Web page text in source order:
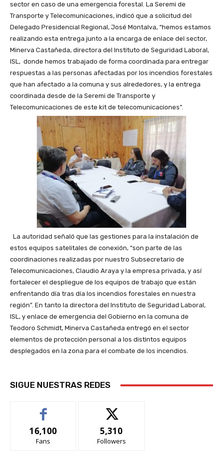
sector en caso de una emergencia forestal. La Seremi de
Transporte y Telecomunicaciones, indicó que a solicitud del
Delegado Presidencial Regional, José Montalva, “hemos estamos
realizando esta entrega junto a la encarga de enlace del sector,
Minerva Castañeda, directora del Instituto de Seguridad Laboral,
ISL, donde hemos trabajado de forma coordinada para entregar
respuestas a las personas afectadas por los incendios forestales
que han afectado a la comuna y sus alrededores, y la entrega
coordinada desde de la Seremi de Transporte y
Telecomunicaciones de este kit de telecomunicaciones”.
La autoridad señaló que las gestiones para la instalación de
estos equipos satelitales de conexión, “son parte de las
coordinaciones realizadas por nuestro Subsecretario de
Telecomunicaciones, Claudio Araya y la empresa privada, y así
fortalecer el despliegue de los equipos de trabajo que están
enfrentando día tras día los incendios forestales en nuestra
región”. En tanto la directora del Instituto de Seguridad Laboral,
ISL, y enlace de emergencia del Gobierno en la comuna de
Teodoro Schmidt, Minerva Castañeda entregó en el sector
elementos de protección personal a los distintos equipos
desplegados en la zona para el combate de los incendios.
SIGUE NUESTRAS REDES
16,100
Fans
5,310
Followers